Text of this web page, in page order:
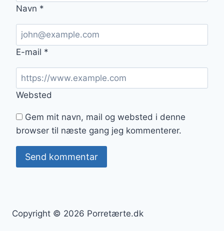
Navn *
E-mail *
Websted
Gem mit navn, mail og websted i denne
browser til næste gang jeg kommenterer.
Copyright © 2026 Porretærte.dk